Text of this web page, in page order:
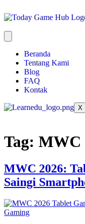
Beranda
Tentang Kami
Blog
FAQ
Kontak
X
Tag: MWC
MWC 2026:
Saingi